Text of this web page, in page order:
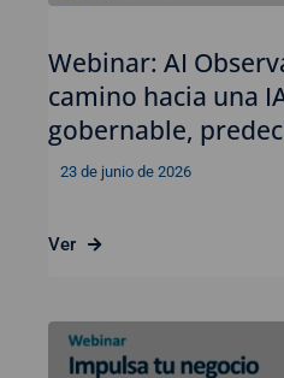
Webinar: AI
camino hacia una
gobernable,
23 de junio de 2026
Ver